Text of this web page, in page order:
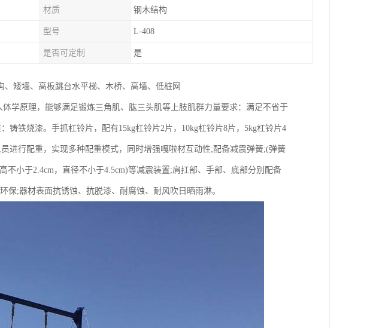
材质 钢木结构
型号 L-408
是否可定制 是
矮墙、高板跳台水平梯、木桥、高墙、低桩网
学原理，能够满足锻炼三角肌、肱三头肌等上肢肌群力量要求：满足不省于
铸铁烧漆。手抓杠铃片，配有15kg杠铃片2片，10kg杠铃片8片，5kg杠铃片4
进行配重，实现多种配重模式，同时增强嘎啦材互动性;配备减震弹簧;(弹簧
不小于2.4cm，直径不小于4.5cm)等减震装置;肩扛部、手部、底部分别配备
保;器材表面抗锈蚀、抗脱漆、耐腐蚀、耐风吹日晒雨淋。